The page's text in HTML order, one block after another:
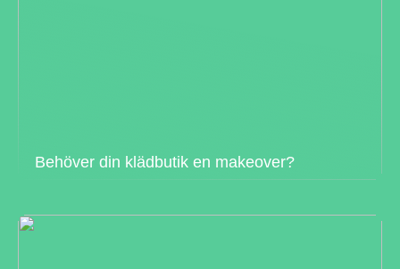
Behöver din klädbutik en makeover?